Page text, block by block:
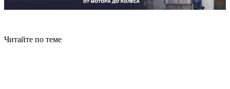
Читайте по теме